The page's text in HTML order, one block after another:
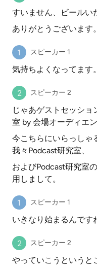
すいません、ビールい
ありがとうございます。
スピーカー 1
気持ちよくなってます。
スピーカー 2
じゃあゲストセッシ
室 by 会場オーディエ
今こちらにいらっしゃ
我々Podcast研究室、
およびPodcast研究室
用しまして。
スピーカー 1
いきなり始まるんです
スピーカー 2
やっていこうというと